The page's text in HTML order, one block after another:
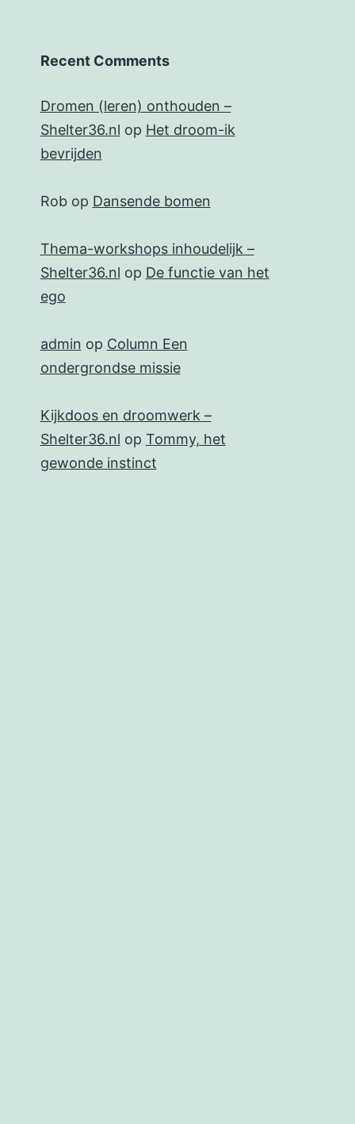
Recent Comments
Dromen (leren) onthouden –
Shelter36.nl op Het droom-ik
bevrijden
Robop Dansende bomen
Thema-workshops inhoudelijk –
Shelter36.nl op De functie van het
ego
admin op Column Een
ondergrondse missie
Kijkdoos en droomwerk –
Shelter36.nl op Tommy, het
gewonde instinct